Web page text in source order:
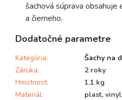
šachová súprava
a čierneho.
Dodatočné parametre
Kategória:
Šachy na
Záruka:
2 roky
Hmotnosť:
1.1 kg
Materiál:
plast, vinyl